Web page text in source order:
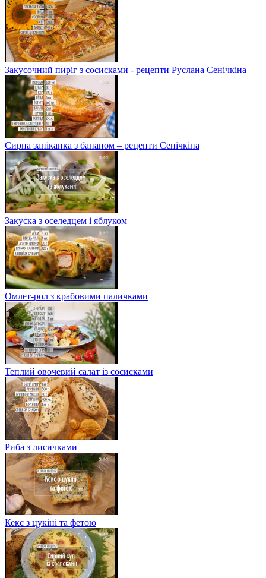
Закусочний пиріг з сосисками - рецепти Руслана Сенічкіна
Сирна запіканка з бананом – рецепти Сенічкіна
Закуска з оселедцем і яблуком
Омлет-рол з крабовими паличками
Теплий овочевий салат із сосисками
Риба з лисичками
Кекс з цукіні та фетою